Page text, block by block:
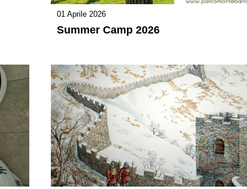
01 Aprile 2026
Summer Camp 2026